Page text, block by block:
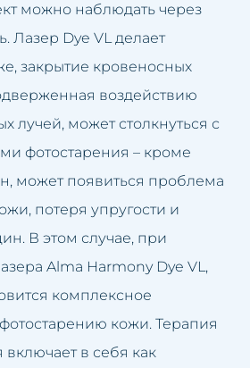
можно наблюдать через
Лазер Dye VL делает
закрытие кровеносных
воздействию
лучей, может столкнуться с
фотостарения – кроме
может появиться проблема
потеря упругости и
В этом случае, при
Alma Harmony Dye VL,
комплексное
кожи. Терапия
в себя как